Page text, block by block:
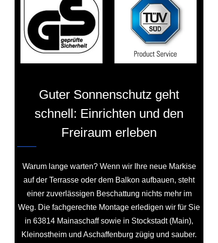
Guter Sonnenschutz geht
schnell: Einrichten und den
Freiraum erleben
Warum lange warten? Wenn wir Ihre neue Markise
auf der Terrasse oder dem Balkon aufbauen, steht
einer zuverlässigen Beschattung nichts mehr im
Weg. Die fachgerechte Montage erledigen wir für Sie
in 63814 Mainaschaff sowie in Stockstadt (Main),
Kleinostheim und Aschaffenburg zügig und sauber.